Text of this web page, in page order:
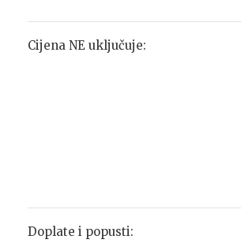
Cijena NE uključuje:
Doplate i popusti: